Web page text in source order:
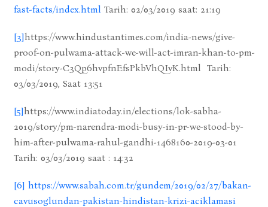
fast-facts/index.html Tarih: 02/03/2019 saat: 21:19
[3]https://www.hindustantimes.com/india-news/give-
proof-on-pulwama-attack-we-will-act-imran-khan-to-pm-
modi/story-C3Qp6hvpfnEfsPkbVhQIvK.html Tarih:
03/03/2019, Saat 13:51
[5]https://www.indiatoday.in/elections/lok-sabha-
2019/story/pm-narendra-modi-busy-in-pr-we-stood-by-
him-after-pulwama-rahul-gandhi-1468160-2019-03-01
Tarih: 03/03/2019 saat : 14:32
[6] https://www.sabah.com.tr/gundem/2019/02/27/bakan-
cavusoglundan-pakistan-hindistan-krizi-aciklamasi